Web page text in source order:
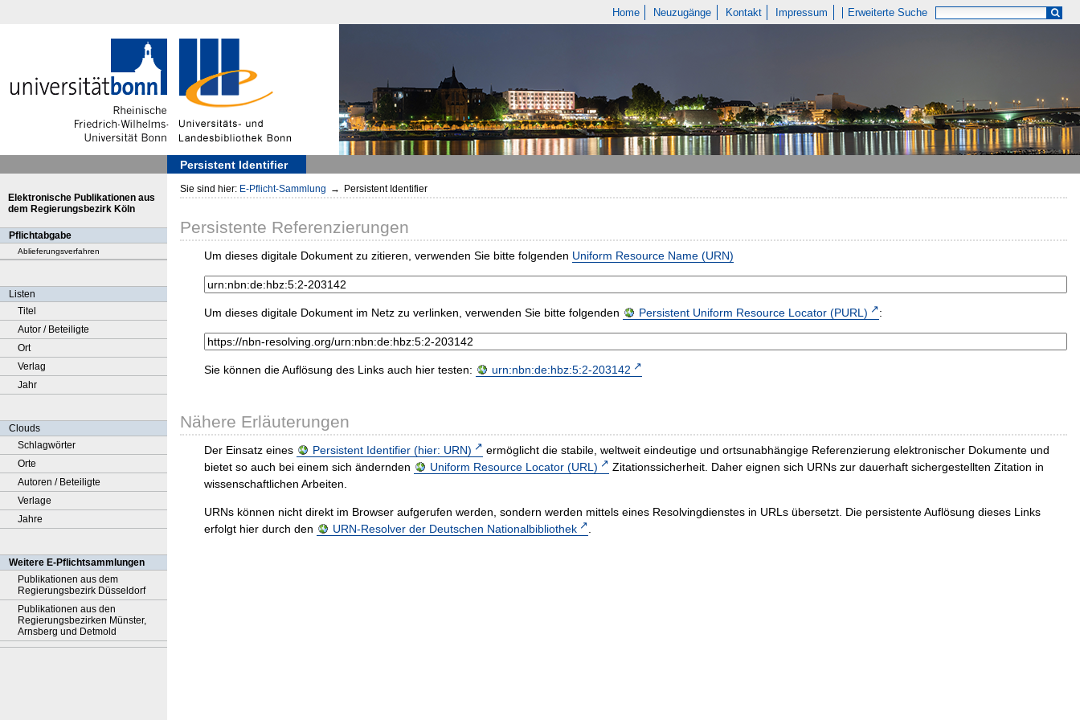
Home Neuzugänge Kontakt Impressum Erweiterte Suche
Persistent Identifier
Elektronische Publikationen aus
dem Regierungsbezirk Köln
Pflichtabgabe
Ablieferungsverfahren
Listen
Titel
Autor / Beteiligte
Ort
Verlag
Jahr
Clouds
Schlagwörter
Orte
Autoren / Beteiligte
Verlage
Jahre
Weitere E-Pflichtsammlungen
Publikationen aus dem
Regierungsbezirk Düsseldorf
Publikationen aus den
Regierungsbezirken Münster,
Arnsberg und Detmold
Sie sind hier: E-Pflicht-Sammlung → Persistent Identifier
Persistente Referenzierungen
Um dieses digitale Dokument zu zitieren, verwenden Sie bitte folgenden Uniform Resource Name (URN)
Um dieses digitale Dokument im Netz zu verlinken, verwenden Sie bitte folgenden Persistent Uniform Resource Locator (PURL) :
Sie können die Auflösung des Links auch hier testen: urn:nbn:de:hbz:5:2-203142
Nähere Erläuterungen
Der Einsatz eines Persistent Identifier (hier: URN)
ermöglicht die stabile, weltweit eindeutige und ortsunabhängige Referenzierung elektronischer Dokumente und
bietet so auch bei einem sich ändernden
Uniform Resource Locator (URL)
Zitationssicherheit. Daher eignen sich URNs zur dauerhaft sichergestellten Zitation in
wissenschaftlichen Arbeiten.
URNs können nicht direkt im Browser aufgerufen werden, sondern werden mittels eines Resolvingdienstes in URLs übersetzt. Die persistente Auflösung dieses Links
erfolgt hier durch den
URN-Resolver der Deutschen Nationalbibliothek .